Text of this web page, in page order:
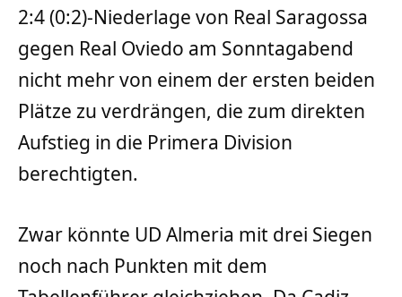
2:4 (0:2)-Niederlage von Real Saragossa
gegen Real Oviedo am Sonntagabend
nicht mehr von einem der ersten beiden
Plätze zu verdrängen, die zum direkten
Aufstieg in die Primera Division
berechtigten.
Zwar könnte UD Almeria mit drei Siegen
noch nach Punkten mit dem